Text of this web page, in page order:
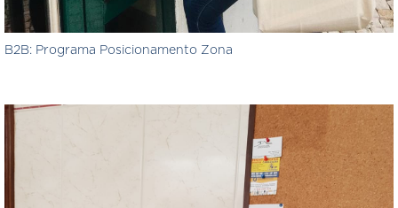
B2B: Programa Posicionamento Zona